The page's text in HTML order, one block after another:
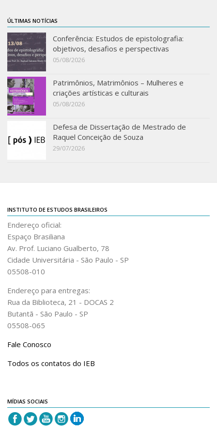
IEB Minecraft
Hackathon e Edit-a-thon
Xilogoritmo
Wikimedia e Wikidata
LABIEB
Sobre o LABIEB
Convenios
Eventos
Últimas notícias
Acadêmico
Pós-Graduação
Acervo
Publicações
Almanack Braziliense
Cadernos do IEB
Catálogos
Livros publicados
MarioScriptor
ÚLTIMAS NOTÍCIAS
Conferência: Estudos de epistolografia:
objetivos, desafios e perspectivas
05/08/2026
Patrimônios, Matrimônios – Mulheres e
criações artísticas e culturais
05/08/2026
Defesa de Dissertação de Mestrado de
Raquel Conceição de Souza
29/07/2026
INSTITUTO DE ESTUDOS BRASILEIROS
Endereço oficial:
Espaço Brasiliana
Av. Prof. Luciano Gualberto, 78
Cidade Universitária - São Paulo - SP
05508-010
Endereço para entregas:
Rua da Biblioteca, 21 - DOCAS 2
Butantã - São Paulo - SP
05508-065
Fale Conosco
Todos os contatos do IEB
MÍDIAS SOCIAIS